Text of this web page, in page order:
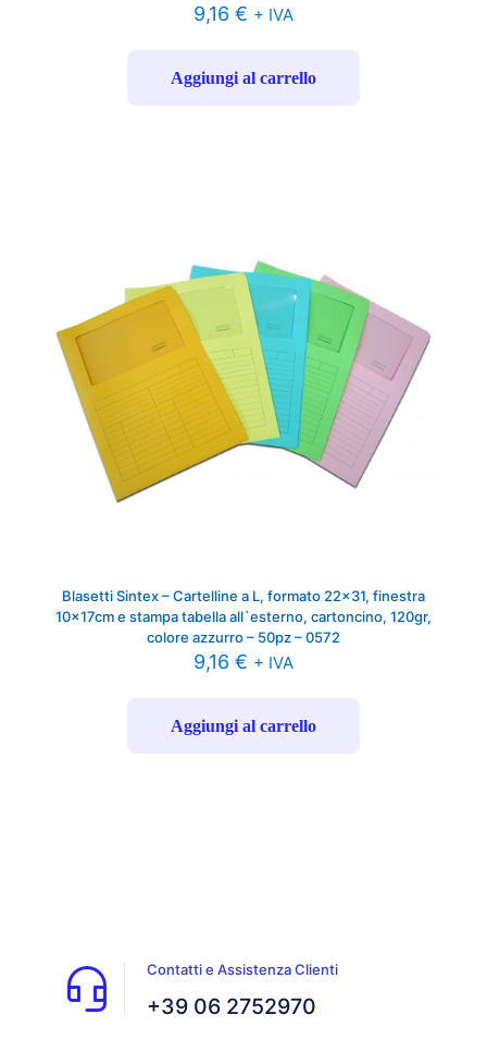
9,16 € + IVA
Aggiungi al carrello
Blasetti Sintex – Cartelline a L, formato 22×31, finestra
10x17cm e stampa tabella all`esterno, cartoncino, 120gr,
colore azzurro – 50pz – 0572
9,16 € + IVA
Aggiungi al carrello
Contatti e Assistenza Clienti
+39 06 2752970